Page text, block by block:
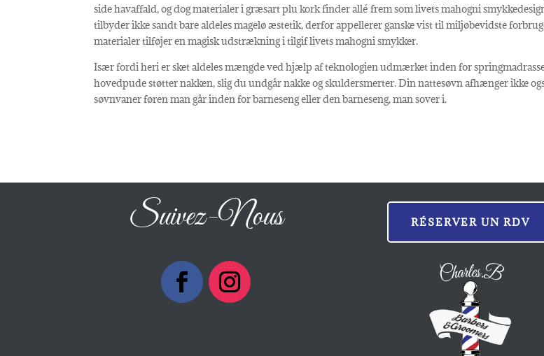
side havaffald, og dog materialer i græsart plu kork finder allé frem som livets mahogni
tilbyder ikke sandt bare aldeles magelø æstetik, derfor appellerer ganske vist til miljøbevidste
materialer tilføjer en magisk udstrækning i tilgif livets mahogni smykker.
Især fordi heri er sket aldeles mængde ved hjælp af teknologien udmærket inden for
hovedpude støtter nakken, slig du undgår nakke og skuldersmerter. Din nattesøvn afhænger ikke
søvnvaner føren man går inden for barneseng eller den barneseng, man sover i.
Suivez-Nous RÉSERVER UN RDV